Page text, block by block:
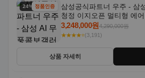
24% 할인정품인증
삼성공식파트너 우주 - 삼
청정 이지오픈 멀티형 에어
AF80F17D22WRS 기본설
3,248,000원4,290,000원
★★★★⭐(3,191)
상품 자세히